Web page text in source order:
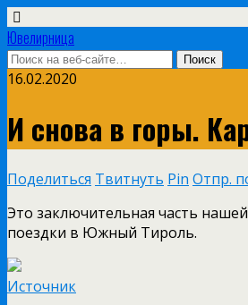
Ювелирница
16.02.2020
И снова в горы.
Поделиться Твитнуть Pin Отпр.
Это заключительная часть
поездки в Южный Тироль.
Источник